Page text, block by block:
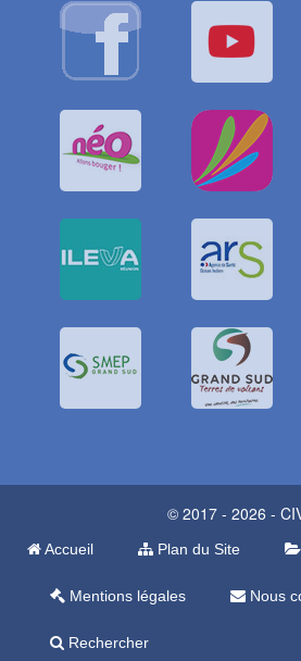
© 2017 - 2026 -
Accueil Plan du Site
Mentions légales Nous
Rechercher